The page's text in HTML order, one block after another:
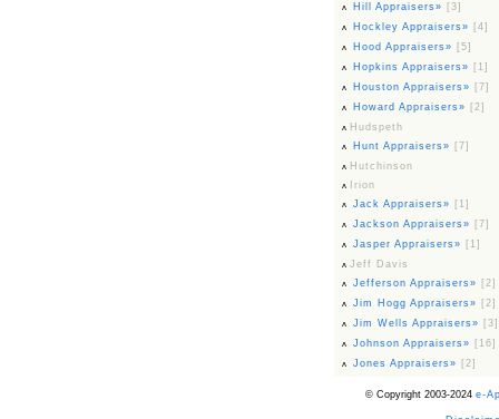
Hill Appraisers» [3]
Hockley Appraisers» [4]
Hood Appraisers» [5]
Hopkins Appraisers» [1]
Houston Appraisers» [7]
Howard Appraisers» [2]
Hudspeth
Hunt Appraisers» [7]
Hutchinson
Irion
Jack Appraisers» [1]
Jackson Appraisers» [7]
Jasper Appraisers» [1]
Jeff Davis
Jefferson Appraisers» [2]
Jim Hogg Appraisers» [2]
Jim Wells Appraisers» [3]
Johnson Appraisers» [16]
Jones Appraisers» [2]
© Copyright 2003-2024 e-